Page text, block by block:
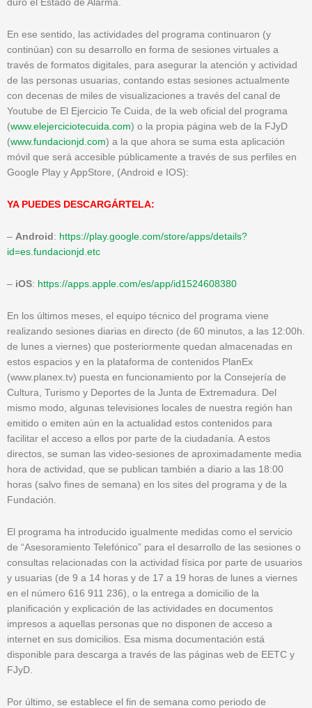
duró el Estado de Alarma.
En ese sentido, las actividades del programa continuaron (y
continúan) con su desarrollo en forma de sesiones virtuales a
través de formatos digitales, para asegurar la atención y actividad
de las personas usuarias, contando estas sesiones actualmente
con decenas de miles de visualizaciones a través del canal de
Youtube de El Ejercicio Te Cuida, de la web oficial del programa
(www.elejerciciotecuida.com) o la propia página web de la FJyD
(www.fundacionjd.com) a la que ahora se suma esta aplicación
móvil que será accesible públicamente a través de sus perfiles en
Google Play y AppStore, (Android e IOS):
YA PUEDES DESCARGÁRTELA:
– Android : https://play.google.com/store/apps/details?
id=es.fundacionjd.etc
– iOS: https://apps.apple.com/es/app/id1524608380
En los últimos meses, el equipo técnico del programa viene
realizando sesiones diarias en directo (de 60 minutos, a las 12:00h.
de lunes a viernes) que posteriormente quedan almacenadas en
estos espacios y en la plataforma de contenidos PlanEx
(www.planex.tv) puesta en funcionamiento por la Consejería de
Cultura, Turismo y Deportes de la Junta de Extremadura. Del
mismo modo, algunas televisiones locales de nuestra región han
emitido o emiten aún en la actualidad estos contenidos para
facilitar el acceso a ellos por parte de la ciudadanía. A estos
directos, se suman las video-sesiones de aproximadamente media
hora de actividad, que se publican también a diario a las 18:00
horas (salvo fines de semana) en los sites del programa y de la
Fundación.
El programa ha introducido igualmente medidas como el servicio
de “Asesoramiento Telefónico” para el desarrollo de las sesiones o
consultas relacionadas con la actividad física por parte de usuarios
y usuarias (de 9 a 14 horas y de 17 a 19 horas de lunes a viernes
en el número 616 911 236), o la entrega a domicilio de la
planificación y explicación de las actividades en documentos
impresos a aquellas personas que no disponen de acceso a
internet en sus domicilios. Esa misma documentación está
disponible para descarga a través de las páginas web de EETC y
FJyD.
Por último, se establece el fin de semana como periodo de